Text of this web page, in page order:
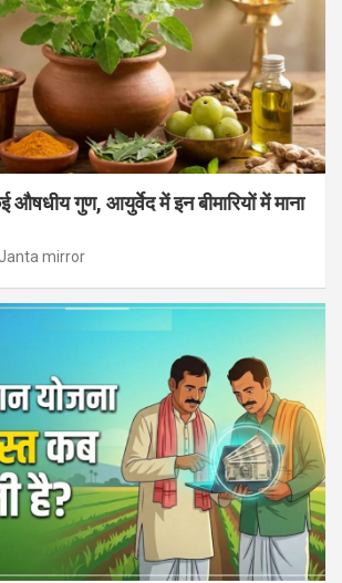
गुण, आयुर्वेद में इन बीमारियों में माना
Janta mirror